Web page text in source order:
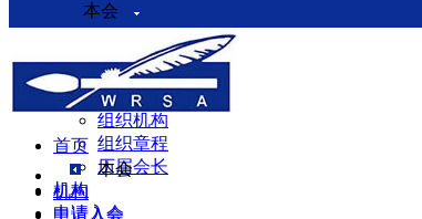
本会
本会介绍
领导机构
理事会
组织机构
组织章程
历届会长
机构
申请入会
首页
本会
机构
申请入会